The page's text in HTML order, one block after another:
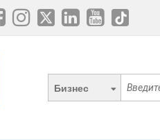
Бизнес